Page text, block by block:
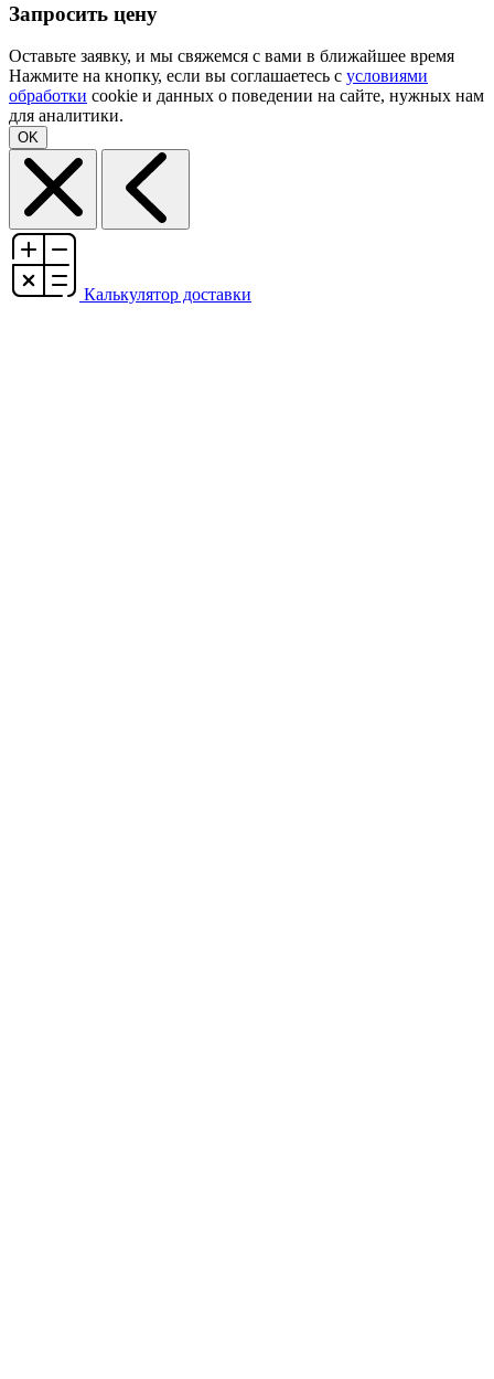
Запросить цену
Оставьте заявку, и мы свяжемся с вами в ближайшее время
Нажмите на кнопку, если вы соглашаетесь с условиями
обработки cookie и данных о поведении на сайте, нужных нам
для аналитики.
OK
Калькулятор доставки